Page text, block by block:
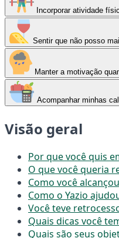
Incorporar atividade
Sentir que não posso
Manter a motivação
Acompanhar minhas
Visão geral
Por que você quis
O que você queria
Como você
Como o Yazio
Você teve
Quais dicas você
Quais são seus